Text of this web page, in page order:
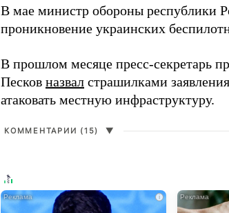
В мае министр обороны республики
проникновение украинских
В прошлом месяце пресс-секретарь
Песков назвал страшилками
атаковать местную инфраструктуру.
КОММЕНТАРИИ (15) ▼
i